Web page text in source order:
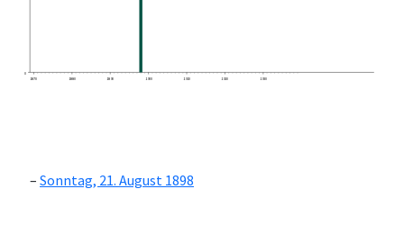
0
1870
1880 1890 1900 1910 1920 1930
Sonntag, 21. August 1898